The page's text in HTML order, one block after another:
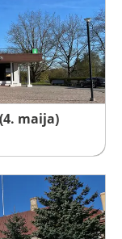
maija)